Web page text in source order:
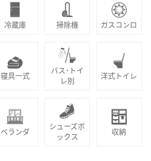
冷蔵庫 掃除機 ガスコンロ
寝具一式
バス･トイ
レ別
洋式トイレ
ベランダ
シューズボ
ックス
収納